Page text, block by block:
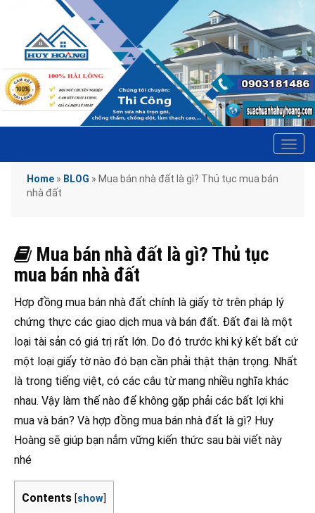
Home » BLOG » Mua bán nhà đất là gì? Thủ tục mua bán
nhà đất
Mua bán nhà đất là gì? Thủ tục
mua bán nhà đất
Hợp đồng mua bán nhà đất chính là giấy tờ trên pháp lý
chứng thực các giao dịch mua và bán đất. Đất đai là một
loại tài sản có giá trị rất lớn. Do đó trước khi ký kết bất cứ
một loại giấy tờ nào đó bạn cần phải thật thận trọng. Nhất
là trong tiếng việt, có các câu từ mang nhiều nghĩa khác
nhau. Vậy làm thế nào để không gặp phải các bất lợi khi
mua và bán? Và hợp đồng mua bán nhà đất là gì? Huy
Hoàng sẽ giúp bạn nắm vững kiến thức sau bài viết này
nhé
Contents [show]